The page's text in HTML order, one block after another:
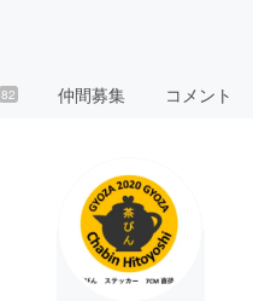
82 仲間募集 コメント